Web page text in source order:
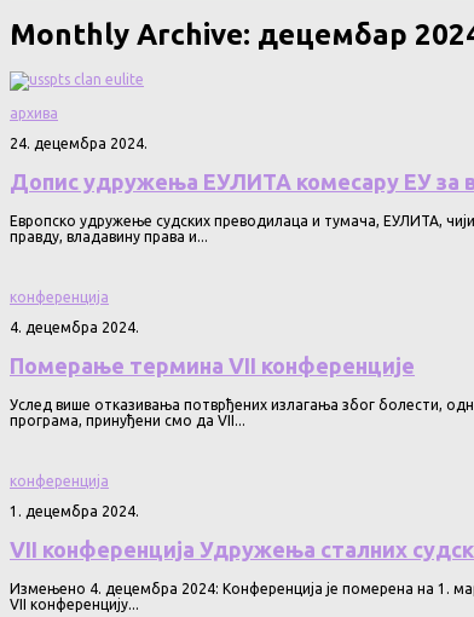
Monthly Archive: децембар
архива
24. децембра 2024.
Допис удружења ЕУЛИТА комесару ЕУ за
Европско удружење судских преводилаца и тумача, ЕУЛИТА,
правду, владавину права и...
конференција
4. децембра 2024.
Померање термина VII конференције
Услед више отказивања потврђених излагања због болести,
програма, принуђени смо да VII...
конференција
1. децембра 2024.
VII конференција Удружења сталних
Измењено 4. децембра 2024: Конференција је померена на 1.
VII конференцију...